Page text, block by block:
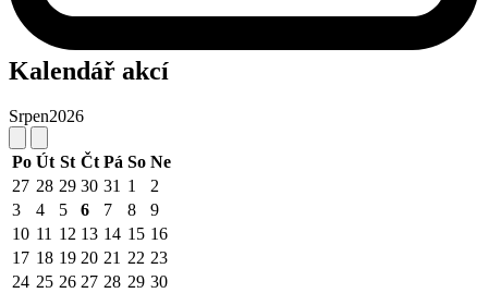
Kalendář akcí
Srpen2026
Po Út St Čt Pá So Ne
27 28 29 30 31 1
2
3
4 5 6 7 8
9
10 11 12 13 14 15 16
17 18 19 20 21 22 23
24 25 26 27 28 29 30